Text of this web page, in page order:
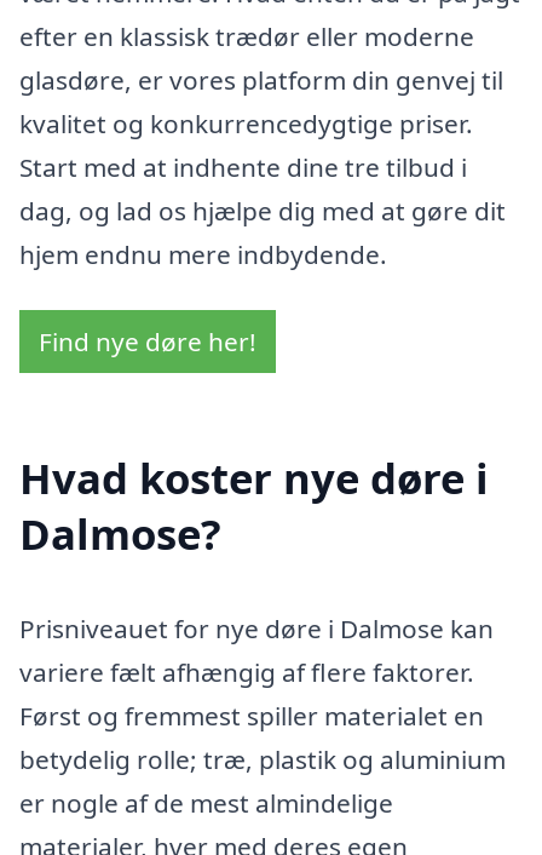
efter en klassisk trædør eller moderne
glasdøre, er vores platform din genvej til
kvalitet og konkurrencedygtige priser.
Start med at indhente dine tre tilbud i
dag, og lad os hjælpe dig med at gøre dit
hjem endnu mere indbydende.
Find nye døre her!
Hvad koster nye døre i
Dalmose?
Prisniveauet for nye døre i Dalmose kan
variere fælt afhængig af flere faktorer.
Først og fremmest spiller materialet en
betydelig rolle; træ, plastik og aluminium
er nogle af de mest almindelige
materialer, hver med deres egen